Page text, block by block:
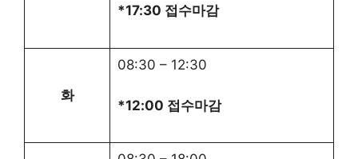
*17:30 접수마감
화
08:30 – 12:30
*12:00 접수마감